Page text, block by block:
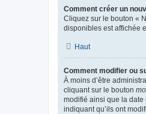
Comment créer un
Cliquez sur le bouton «
disponibles est affichée
Haut
Comment modifier ou
À moins d’être
cliquant sur le bouton
modifié ainsi que la date
indiquant qu’ils ont